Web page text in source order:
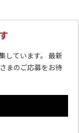
しています。 最新
まのご応募をお待